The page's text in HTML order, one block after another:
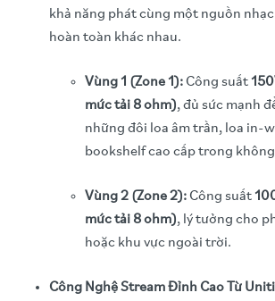
khả năng phát cùng một nguồn
hoàn toàn khác nhau.
Vùng 1 (Zone 1):Công suất
mức tải 8 ohm), đủ sức mạnh
những đôi loa âm trần, loa in-
bookshelf cao cấp trong
Vùng 2 (Zone 2):Công suất
mức tải 8 ohm), lý tưởng cho
hoặc khu vực ngoài trời.
Công Nghệ Stream Đỉnh Cao Từ